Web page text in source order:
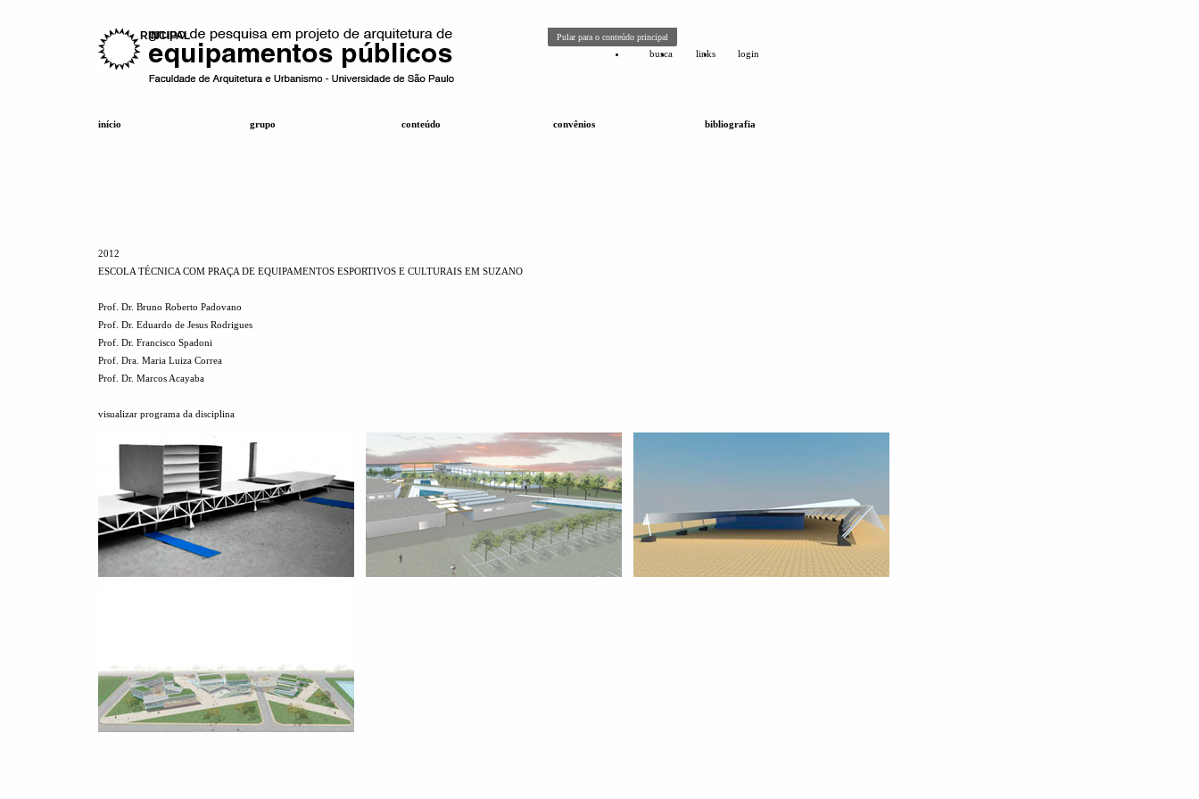
Pular para o conteúdo principal
MENU PRINCIPAL
busca links login
início grupo conteúdo convênios bibliografia
2012
ESCOLA TÉCNICA COM PRAÇA DE EQUIPAMENTOS ESPORTIVOS E CULTURAIS EM SUZANO
Prof. Dr. Bruno Roberto Padovano
Prof. Dr. Eduardo de Jesus Rodrigues
Prof. Dr. Francisco Spadoni
Prof. Dra. Maria Luiza Correa
Prof. Dr. Marcos Acayaba
visualizar programa da disciplina